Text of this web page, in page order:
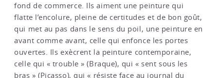
fond de commerce. Ils aiment une peinture qui
flatte l’encolure, pleine de certitudes et de bon goût,
qui met au pas dans le sens du poil, une peinture en
avant comme avant, celle qui enfonce les portes
ouvertes. Ils exècrent la peinture contemporaine,
celle qui « trouble » (Braque), qui « sent sous les
bras » (Picasso), qui « résiste face au journal du